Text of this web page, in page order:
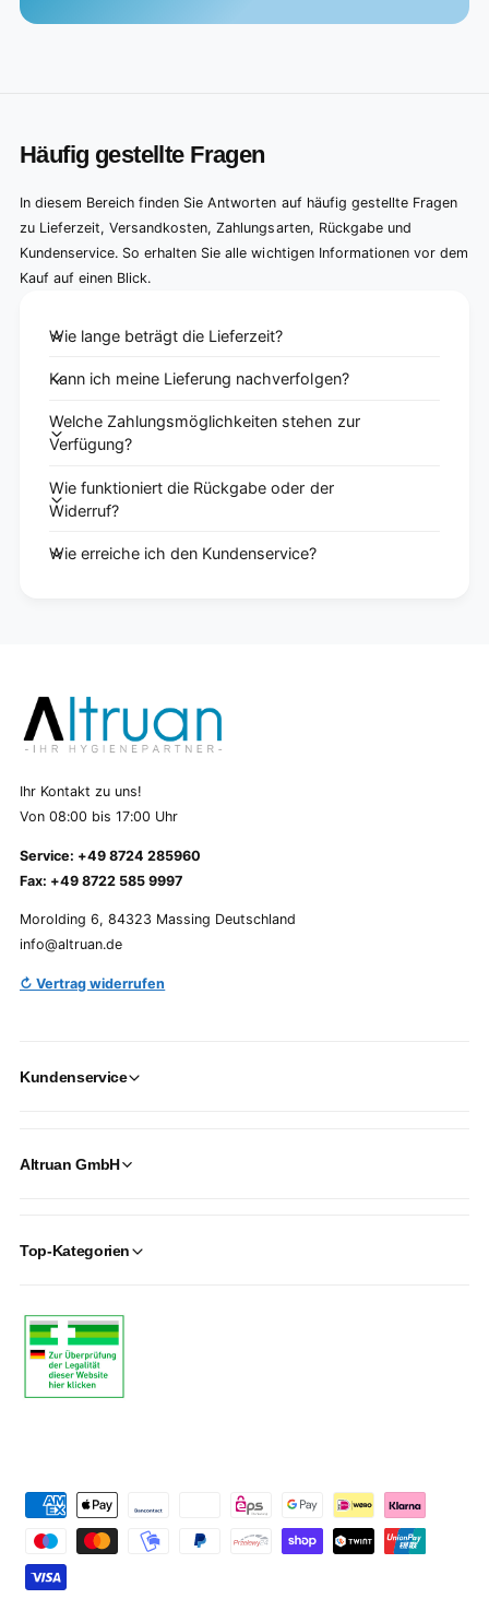
Häufig gestellte Fragen
In diesem Bereich finden Sie Antworten auf häufig gestellte Fragen
zu Lieferzeit, Versandkosten, Zahlungsarten, Rückgabe und
Kundenservice. So erhalten Sie alle wichtigen Informationen vor dem
Kauf auf einen Blick.
Wie lange beträgt die Lieferzeit?
Kann ich meine Lieferung nachverfolgen?
Welche Zahlungsmöglichkeiten stehen zur
Verfügung?
Wie funktioniert die Rückgabe oder der
Widerruf?
Wie erreiche ich den Kundenservice?
Ihr Kontakt zu uns!
Von 08:00 bis 17:00 Uhr
Service: +49 8724 285960
Fax: +49 8722 585 9997
Morolding 6, 84323 Massing Deutschland
info@altruan.de
↻ Vertrag widerrufen
Kundenservice
Altruan GmbH
Top-Kategorien
m